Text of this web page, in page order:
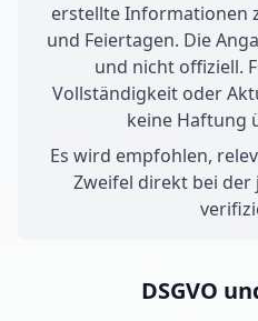
erstellte Informationen
und Feiertagen. Die
und nicht offiziell.
Vollständigkeit oder
keine Haftung
Es wird empfohlen,
Zweifel direkt bei der
DSGVO